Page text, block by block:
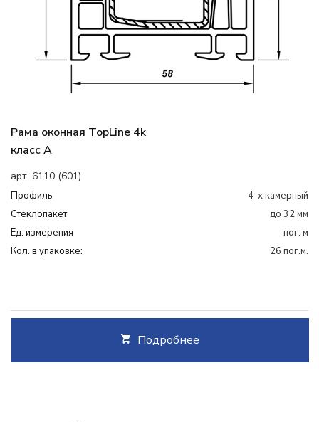
Рама оконная TopLine 4k
класс А
арт. 6110 (601)
Профиль
4-х камерный
Cтеклопакет
до 32 мм
Ед. измерения
пог. м
Кол. в упаковке:
26 пог.м.
Подробнее